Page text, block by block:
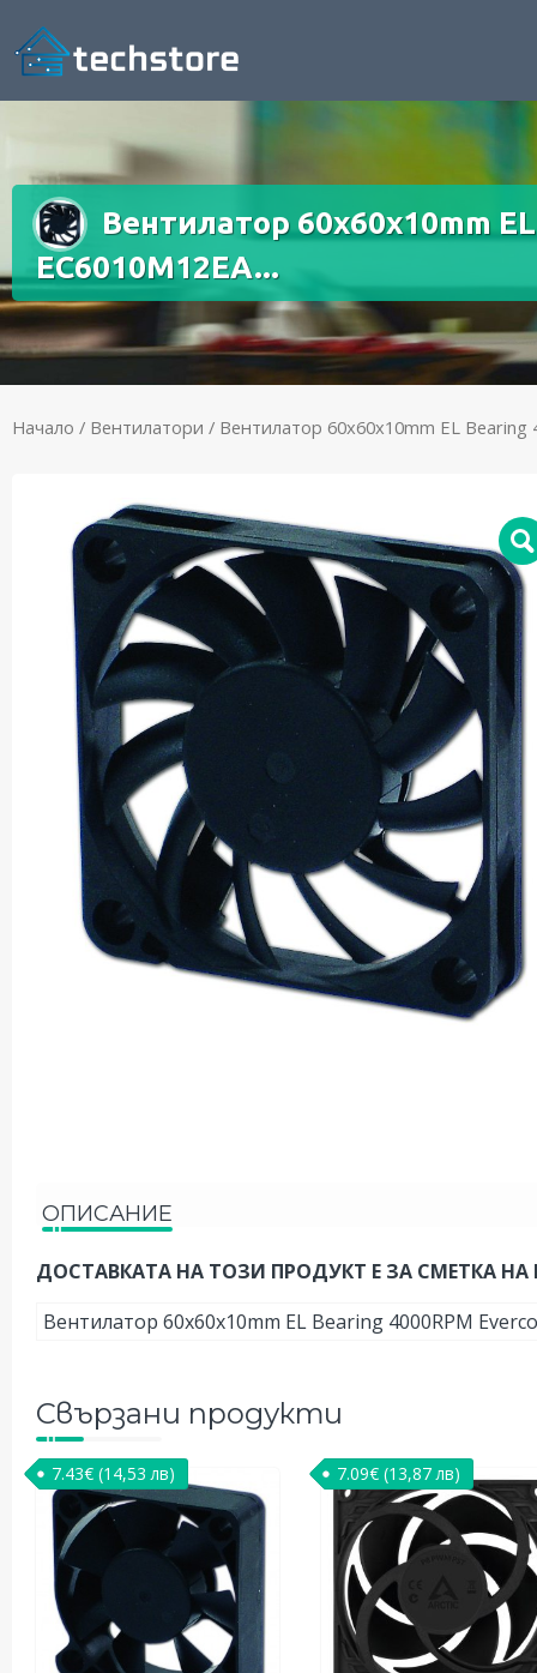
Вентилатор 60x60x10mm
EC6010M12EA...
Начало / Вентилатори / Вентилатор 60x60x10mm EL Bearing
ОПИСАНИЕ
ДОСТАВКАТА НА ТОЗИ ПРОДУКТ Е ЗА СМЕТКА НА
Вентилатор 60x60x10mm EL Bearing 4000RPM
Свързани продукти
7.43€ (14,53 лв) 7.09€ (13,87 лв)